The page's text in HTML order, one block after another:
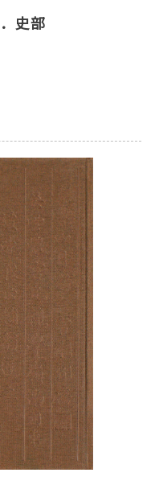
史部